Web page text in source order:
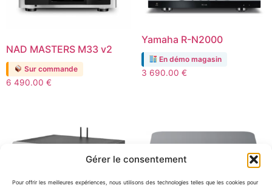
Gérer le consentement
Pour offrir les meilleures expériences, nous utilisons des technologies telles que les cookies pour
NAD MASTERS M33 v2
Sur commande
6 490.00 €
Yamaha R-N2000
En démo magasin
3 690.00 €